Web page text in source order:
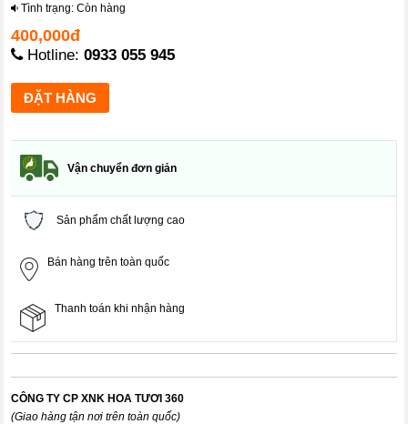
Tình trạng: Còn hàng
400,000đ
Hotline:0933 055 945
Vận chuyển đơn giản
Sản phẩm chất lượng cao
Bán hàng trên toàn quốc
Thanh toán khi nhận hàng
CÔNG TY CP XNK HOA TƯƠI 360
(Giao hàng tận nơi trên toàn quốc)